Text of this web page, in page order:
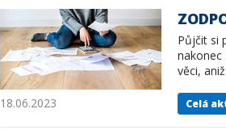
18.06.2023
Půjčit si
nakonec
věci,
Celá